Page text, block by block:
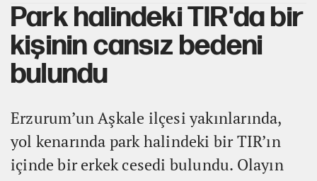
Park halindeki TIR'da bir
kişinin cansız bedeni
bulundu
Erzurum’un Aşkale ilçesi yakınlarında,
yol kenarında park halindeki bir TIR’ın
içinde bir erkek cesedi bulundu. Olayın